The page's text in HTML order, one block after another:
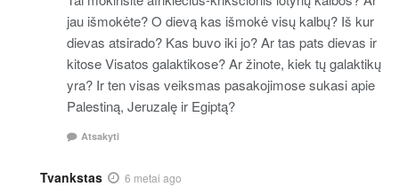
jau išmokėte? O dievą kas išmokė visų kalbų? Iš kur
dievas atsirado? Kas buvo iki jo? Ar tas pats dievas ir
kitose Visatos galaktikose? Ar žinote, kiek tų galaktikų
yra? Ir ten visas veiksmas pasakojimose sukasi apie
Palestiną, Jeruzalę ir Egiptą?
Atsakyti
Tvankstas 6 metai ago